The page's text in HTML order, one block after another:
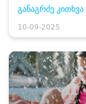
განაგრძე კითხვა
10-09-2025